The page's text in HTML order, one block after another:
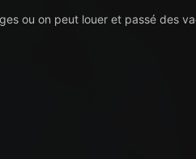
ou on peut louer et passé des